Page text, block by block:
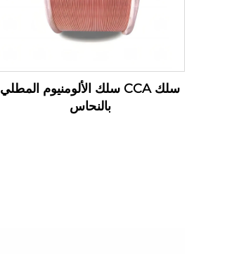
سلك CCA سلك الألومنيوم المطلي
بالنحاس